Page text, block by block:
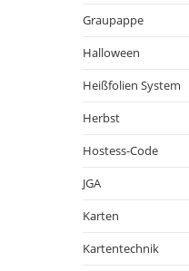
Graupappe
Halloween
Heißfolien System
Herbst
Hostess-Code
JGA
Karten
Kartentechnik